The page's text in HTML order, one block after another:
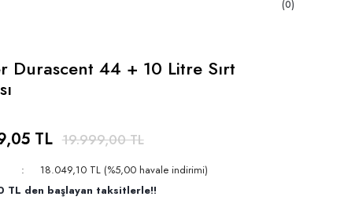
(0)
Durascent 44 + 10 Litre Sırt
TL 19.999,00 TL
18.049,10 TL (%5,00 havale indirimi)
TL den başlayan taksitlerle!!